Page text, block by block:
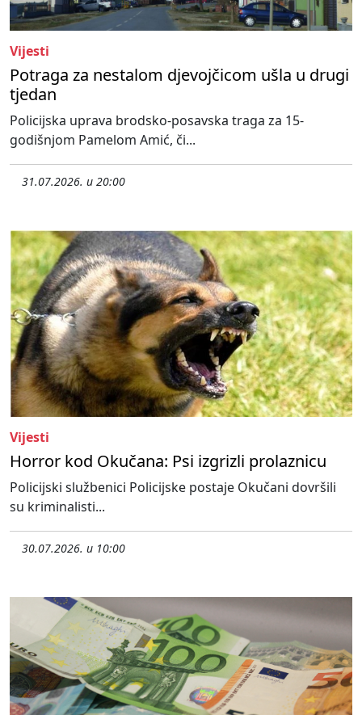
Vijesti
Potraga za nestalom djevojčicom ušla u drugi
tjedan
Policijska uprava brodsko-posavska traga za 15-
godišnjom Pamelom Amić, či...
31.07.2026. u 20:00
Vijesti
Horror kod Okučana: Psi izgrizli prolaznicu
Policijski službenici Policijske postaje Okučani dovršili
su kriminalisti...
30.07.2026. u 10:00